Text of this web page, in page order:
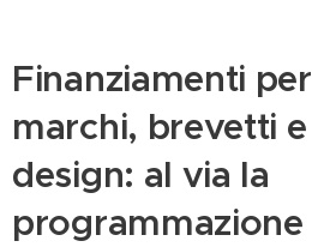
Finanziamenti per
marchi, brevetti e
design: al via la
programmazione